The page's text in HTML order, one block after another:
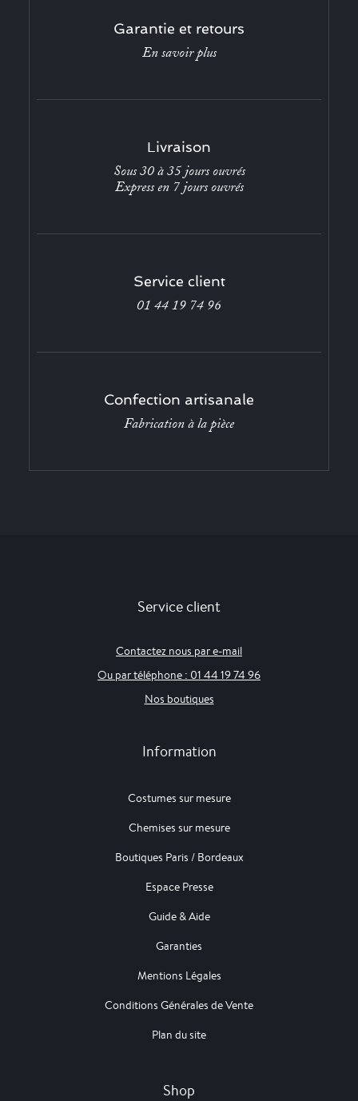
Garantie et retours
En savoir plus
Livraison
Sous 30 à 35 jours ouvrés
Express en 7 jours ouvrés
Service client
01 44 19 74 96
Confection artisanale
Fabrication à la pièce
Service client
Contactez nous par e-mail
Ou par téléphone : 01 44 19 74 96
Nos boutiques
Information
Costumes sur mesure
Chemises sur mesure
Boutiques Paris / Bordeaux
Espace Presse
Guide & Aide
Garanties
Mentions Légales
Conditions Générales de Vente
Plan du site
Shop